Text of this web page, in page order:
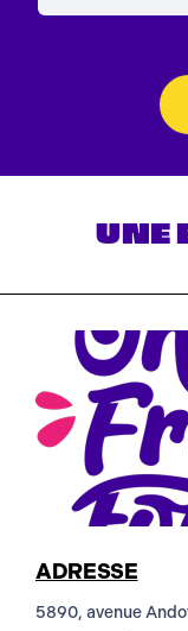
UNE
ADRESSE
5890, avenue